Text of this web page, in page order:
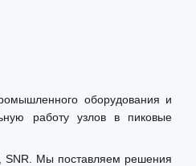
оборудования и
работу узлов в пиковые
SNR. Мы поставляем решения